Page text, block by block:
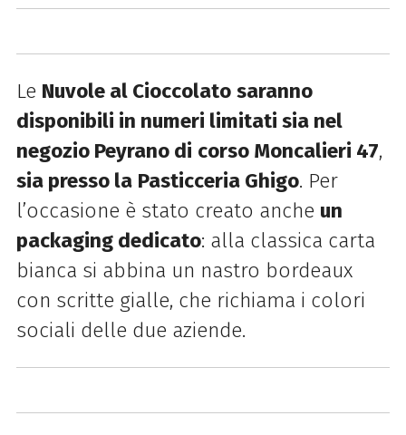
Le Nuvole al Cioccolato saranno
disponibili in numeri limitati sia nel
negozio Peyrano di corso Moncalieri 47,
sia presso la Pasticceria Ghigo. Per
l’occasione è stato creato anche un
packaging dedicato: alla classica carta
bianca si abbina un nastro bordeaux
con scritte gialle, che richiama i colori
sociali delle due aziende.